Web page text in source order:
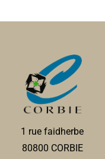
1 rue faidherbe
80800 CORBIE